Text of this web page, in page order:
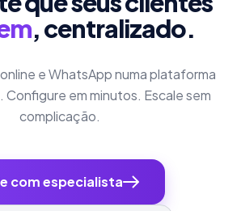
, centralizado.
e WhatsApp numa plataforma
Configure em minutos. Escale sem
complicação.
com especialista